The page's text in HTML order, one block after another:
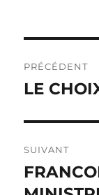
de
PRÉCÉDENT
Publication
LE
SUIVANT
Publication
suivante :